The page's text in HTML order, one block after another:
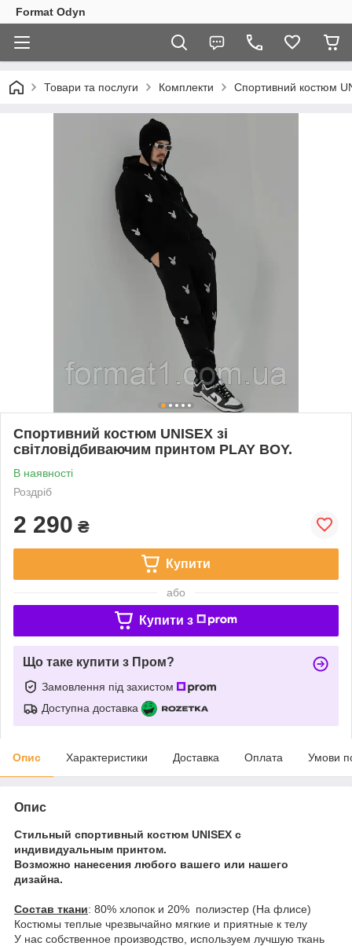
Format Odyn
Товари та послуги Комплекти Спортивний костюм
Спортивний костюм UNISEX зі
світловідбиваючим принтом PLAY BOY.
В наявності
Роздріб
2 290 ₴
Купити
або
Купити з
Що таке купити з Пром?
Замовлення під захистом
Доступна доставка
Опис Характеристики Доставка Оплата Умови
Опис
Стильный спортивный костюм UNISEX с
индивидуальным принтом.
Возможно нанесения любого вашего или нашего
дизайна.
Состав ткани: 80% хлопок и 20% полиэстер (На флисе)
Костюмы теплые чрезвычайно мягкие и приятные к телу
У нас собственное производство, используем лучшую ткань